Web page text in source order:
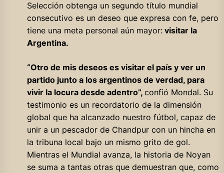
Selección obtenga un segundo título mundial
consecutivo es un deseo que expresa con fe, pero
tiene una meta personal aún mayor:visitar la
Argentina.
“Otro de mis deseos es visitar el país y ver un
partido junto a los argentinos de verdad, para
vivir la locura desde adentro”, confió Mondal. Su
testimonio es un recordatorio de la dimensión
global que ha alcanzado nuestro fútbol, capaz de
unir a un pescador de Chandpur con un hincha en
la tribuna local bajo un mismo grito de gol.
Mientras el Mundial avanza, la historia de Noyan
se suma a tantas otras que demuestran que, como